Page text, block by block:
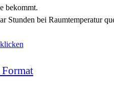
bekommt.
Stunden bei Raumtemperatur